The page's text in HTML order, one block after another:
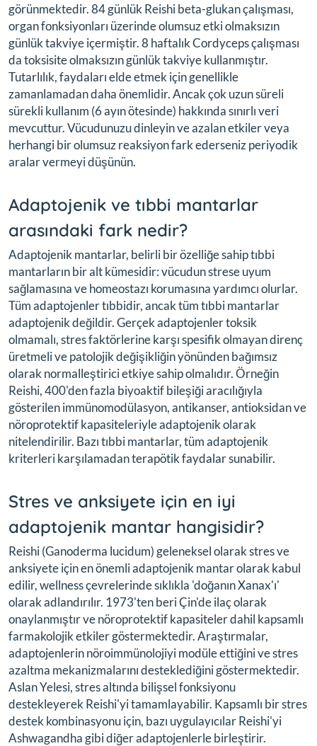
görünmektedir. 84 günlük Reishi beta-glukan çalışması,
organ fonksiyonları üzerinde olumsuz etki olmaksızın
günlük takviye içermiştir. 8 haftalık Cordyceps çalışması
da toksisite olmaksızın günlük takviye kullanmıştır.
Tutarlılık, faydaları elde etmek için genellikle
zamanlamadan daha önemlidir. Ancak çok uzun süreli
sürekli kullanım (6 ayın ötesinde) hakkında sınırlı veri
mevcuttur. Vücudunuzu dinleyin ve azalan etkiler veya
herhangi bir olumsuz reaksiyon fark ederseniz periyodik
aralar vermeyi düşünün.
Adaptojenik ve tıbbi mantarlar
arasındaki fark nedir?
Adaptojenik mantarlar, belirli bir özelliğe sahip tıbbi
mantarların bir alt kümesidir: vücudun strese uyum
sağlamasına ve homeostazı korumasına yardımcı olurlar.
Tüm adaptojenler tıbbidir, ancak tüm tıbbi mantarlar
adaptojenik değildir. Gerçek adaptojenler toksik
olmamalı, stres faktörlerine karşı spesifik olmayan direnç
üretmeli ve patolojik değişikliğin yönünden bağımsız
olarak normalleştirici etkiye sahip olmalıdır. Örneğin
Reishi, 400'den fazla biyoaktif bileşiği aracılığıyla
gösterilen immünomodülasyon, antikanser, antioksidan ve
nöroprotektif kapasiteleriyle adaptojenik olarak
nitelendirilir. Bazı tıbbi mantarlar, tüm adaptojenik
kriterleri karşılamadan terapötik faydalar sunabilir.
Stres ve anksiyete için en iyi
adaptojenik mantar hangisidir?
Reishi (Ganoderma lucidum) geleneksel olarak stres ve
anksiyete için en önemli adaptojenik mantar olarak kabul
edilir, wellness çevrelerinde sıklıkla 'doğanın Xanax'ı'
olarak adlandırılır. 1973'ten beri Çin'de ilaç olarak
onaylanmıştır ve nöroprotektif kapasiteler dahil kapsamlı
farmakolojik etkiler göstermektedir. Araştırmalar,
adaptojenlerin nöroimmünolojiyi modüle ettiğini ve stres
azaltma mekanizmalarını desteklediğini göstermektedir.
Aslan Yelesi, stres altında bilişsel fonksiyonu
destekleyerek Reishi'yi tamamlayabilir. Kapsamlı bir stres
destek kombinasyonu için, bazı uygulayıcılar Reishi'yi
Ashwagandha gibi diğer adaptojenlerle birleştirir.